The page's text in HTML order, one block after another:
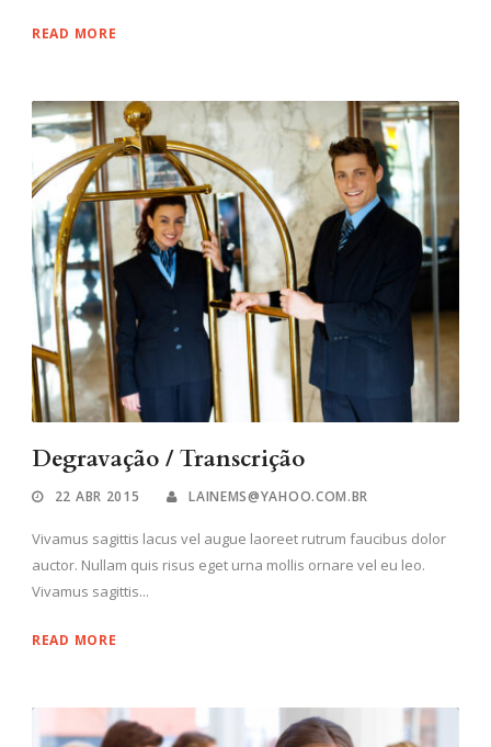
READ MORE
Degravação / Transcrição
22 ABR 2015 LAINEMS@YAHOO.COM.BR
Vivamus sagittis lacus vel augue laoreet rutrum faucibus dolor
auctor. Nullam quis risus eget urna mollis ornare vel eu leo.
Vivamus sagittis...
READ MORE